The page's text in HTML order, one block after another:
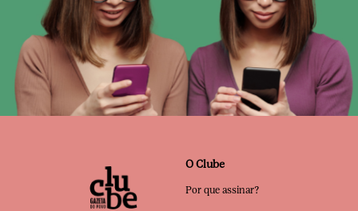
O Clube
Por que assinar?